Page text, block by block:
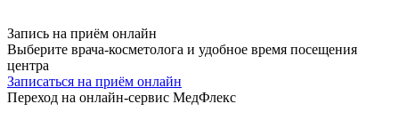
Запись на приём онлайн
Выберите врача-косметолога и удобное время посещения
центра
Записаться на приём онлайн
Переход на онлайн-сервис МедФлекс